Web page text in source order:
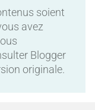
soient
avez
Blogger
originale.